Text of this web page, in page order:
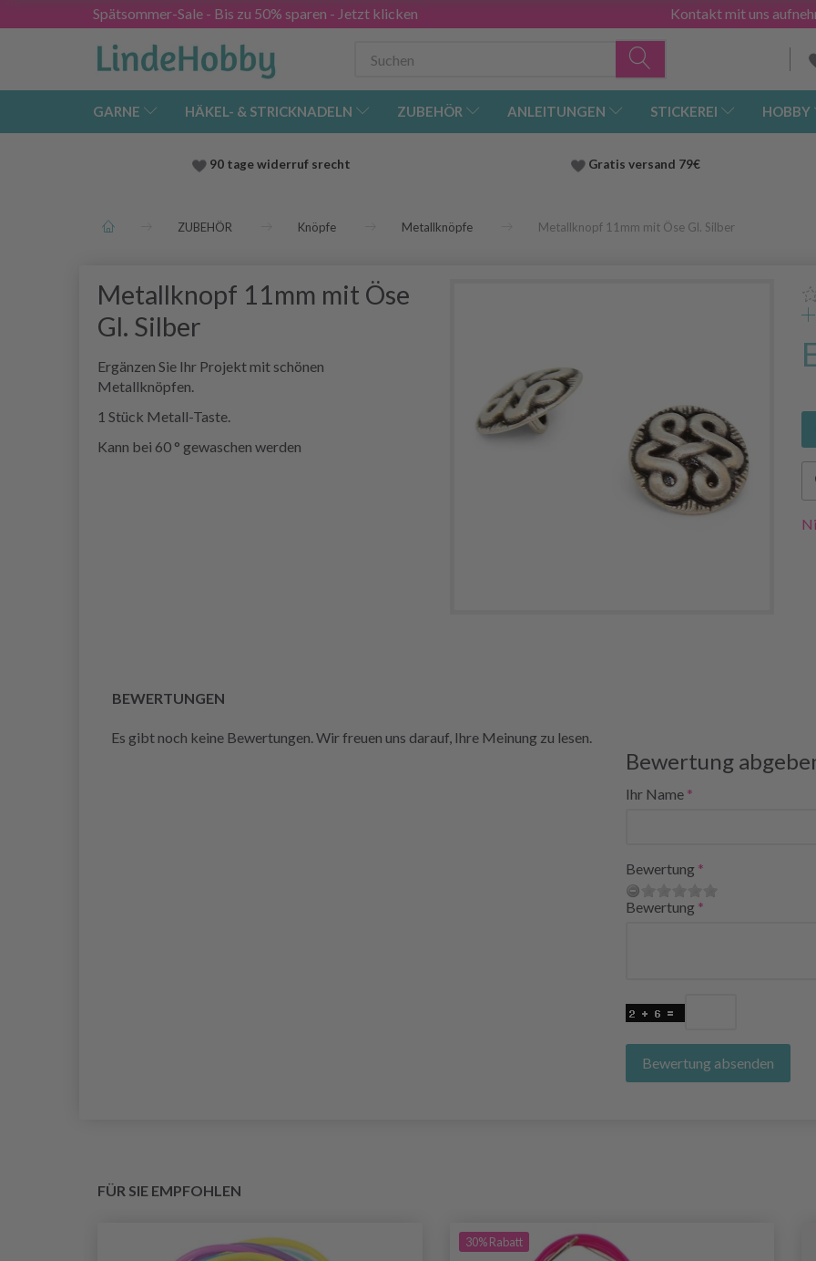
Spätsommer-Sale - Bis zu 50% sparen - Jetzt klicken Kontakt mit uns
GARNE HÄKEL- & STRICKNADELN ZUBEHÖR ANLEITUNGEN STICKEREI HOBBY
90 tage widerruf srecht Gratis versand 79€
ZUBEHÖR Knöpfe Metallknöpfe Metallknopf 11mm mit Öse Gl. Silber
Metallknopf 11mm mit Öse
Gl. Silber
Ergänzen Sie Ihr Projekt mit schönen
Metallknöpfen.
1 Stück Metall-Taste.
Kann bei 60 ° gewaschen werden
BEWERTUNGEN
Es gibt noch keine Bewertungen. Wir freuen uns darauf, Ihre Meinung zu lesen.
Bewertung
Ihr Name
Bewertung
Bewertung
Bewertung absenden
FÜR SIE EMPFOHLEN
30%Rabatt